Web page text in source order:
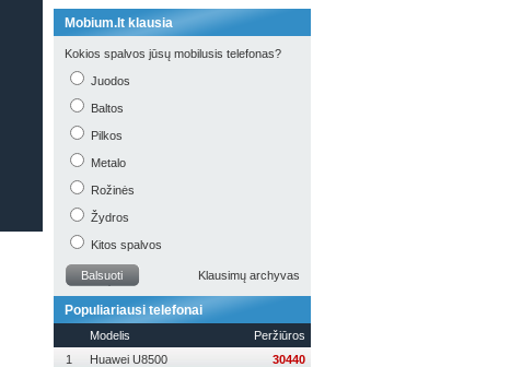
Mobium.lt klausia
Kokios spalvos jūsų mobilusis telefonas?
Juodos
Baltos
Pilkos
Metalo
Rožinės
Žydros
Kitos spalvos
Balsuoti Klausimų archyvas
Populiariausi telefonai
Modelis
Peržiūros
1
Huawei U8500 30440